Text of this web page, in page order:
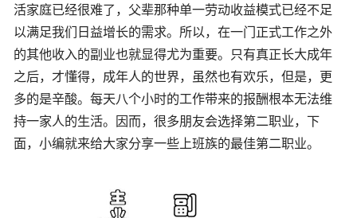
活家庭已经很难了，父辈那种单一劳动收益模式已经不足
以满足我们日益增长的需求。所以，在一门正式工作之外
的其他收入的副业也就显得尤为重要。只有真正长大成年
之后，才懂得，成年人的世界，虽然也有欢乐，但是，更
多的是辛酸。每天八个小时的工作带来的报酬根本无法维
持一家人的生活。因而，很多朋友会选择第二职业，下
面，小编就来给大家分享一些上班族的最佳第二职业。